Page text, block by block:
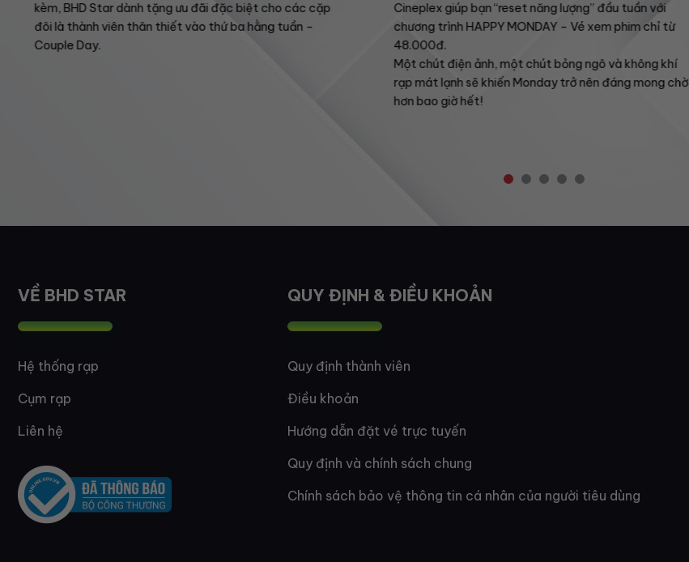
kèm, BHD Star dành tặng ưu đãi đặc biệt cho các cặp
đôi là thành viên thân thiết vào thứ ba hằng tuần –
Couple Day.
Cineplex giúp bạn “reset năng lượng” đầu tuần với
chương trình HAPPY MONDAY – Vé xem phim chỉ từ
48.000đ.
Một chút điện ảnh, một chút bỏng ngô và không khí
rạp mát lạnh sẽ khiến Monday trở nên đáng mong chờ
hơn bao giờ hết!
VỀ BHD STAR
Hệ thống rạp
Cụm rạp
Liên hệ
QUY ĐỊNH & ĐIỀU KHOẢN
Quy định thành viên
Điều khoản
Hướng dẫn đặt vé trực tuyến
Quy định và chính sách chung
Chính sách bảo vệ thông tin cá nhân của người tiêu dùng